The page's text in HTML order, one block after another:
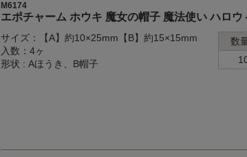
M6174
エポチャーム ホウキ 魔女の帽子 魔法使い ハロウ
サイズ：【A】約10×25mm【B】約15×15mm
入数：4ヶ
形状 : Aほうき、B帽子
数